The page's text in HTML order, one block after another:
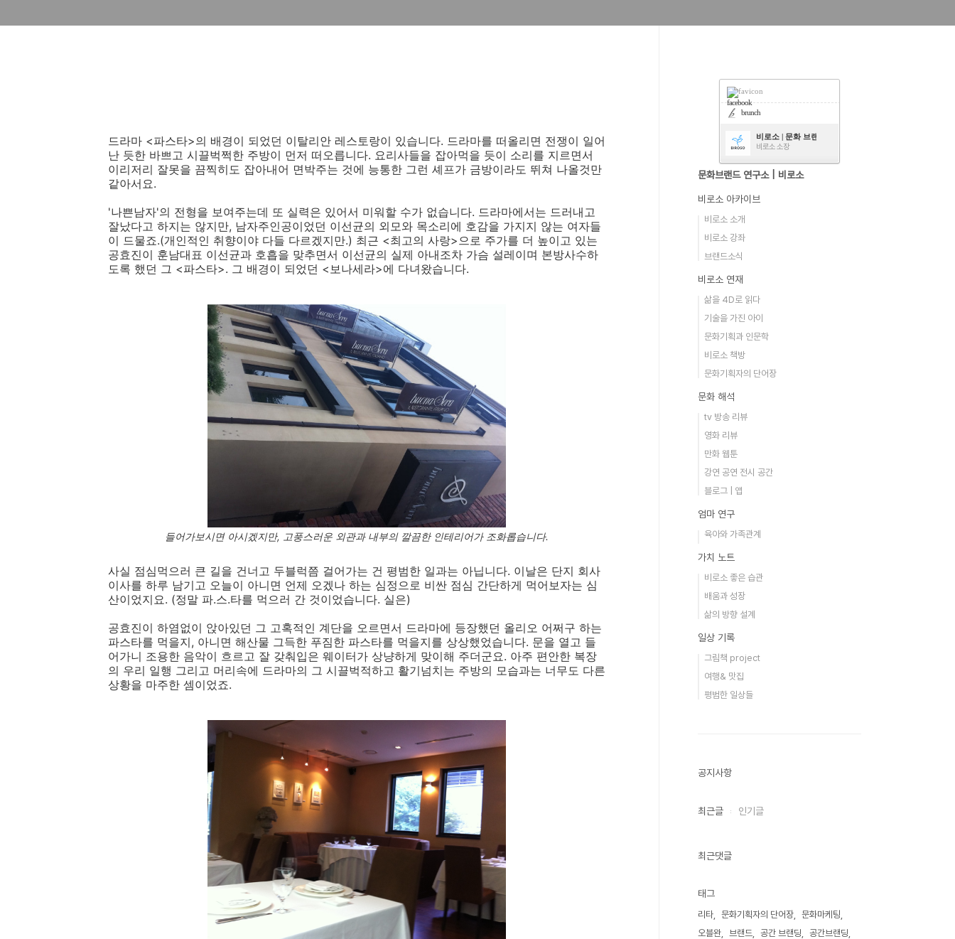
드라마 <파스타>의 배경이 되었던 이탈리안 레스토랑이 있습니다. 드라마를 떠올리면 전쟁이 일어
난 듯한 바쁘고 시끌벅쩍한 주방이 먼저 떠오릅니다. 요리사들을 잡아먹을 듯이 소리를 지르면서
이리저리 잘못을 끔찍히도 잡아내어 면박주는 것에 능통한 그런 셰프가 금방이라도 뛰쳐 나올것만
같아서요.
'나쁜남자'의 전형을 보여주는데 또 실력은 있어서 미워할 수가 없습니다. 드라마에서는 드러내고
잘났다고 하지는 않지만, 남자주인공이었던 이선균의 외모와 목소리에 호감을 가지지 않는 여자들
이 드물죠.(개인적인 취향이야 다들 다르겠지만.) 최근 <최고의 사랑>으로 주가를 더 높이고 있는
공효진이 훈남대표 이선균과 호흡을 맞추면서 이선균의 실제 아내조차 가슴 설레이며 본방사수하
도록 했던 그 <파스타>. 그 배경이 되었던 <보나세라>에 다녀왔습니다.
들어가보시면 아시겠지만, 고풍스러운 외관과 내부의 깔끔한 인테리어가 조화롭습니다.
사실 점심먹으러 큰 길을 건너고 두블럭쯤 걸어가는 건 평범한 일과는 아닙니다. 이날은 단지 회사
이사를 하루 남기고 오늘이 아니면 언제 오겠나 하는 심정으로 비싼 점심 간단하게 먹어보자는 심
산이었지요. (정말 파.스.타를 먹으러 간 것이었습니다. 실은)
공효진이 하염없이 앉아있던 그 고혹적인 계단을 오르면서 드라마에 등장했던 올리오 어쩌구 하는
파스타를 먹을지, 아니면 해산물 그득한 푸짐한 파스타를 먹을지를 상상했었습니다. 문을 열고 들
어가니 조용한 음악이 흐르고 잘 갖춰입은 웨이터가 상냥하게 맞이해 주더군요. 아주 편안한 복장
의 우리 일행 그리고 머리속에 드라마의 그 시끌벅적하고 활기넘치는 주방의 모습과는 너무도 다른
상황을 마주한 셈이었죠.
facebook
brunch
비로소 | 문화 브랜드 연구소
비로소 소장
문화브랜드 연구소 | 비로소
비로소 아카이브
비로소 소개
비로소 강좌
브랜드소식
비로소 연재
삶을 4D로 읽다
기술을 가진 아이
문화기획과 인문학
비로소 책방
문화기획자의 단어장
문화 해석
tv 방송 리뷰
영화 리뷰
만화 웹툰
강연 공연 전시 공간
블로그 | 앱
엄마 연구
육아와 가족관계
가치 노트
비로소 좋은 습관
배움과 성장
삶의 방향 설계
일상 기록
그림책 project
여행& 맛집
평범한 일상들
공지사항
최근글 인기글
최근댓글
태그
리타 문화기획자의 단어장
문화마케팅
오블완
브랜드 공간 브랜딩
공간브랜딩